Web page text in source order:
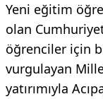
Yeni eğitim
olan
öğrenciler için
vurgulayan
yatırımıyla